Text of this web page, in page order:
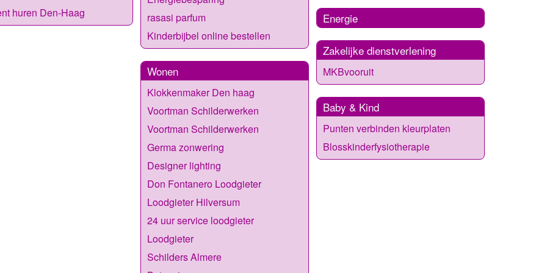
huren Den-Haag
rasasi parfum
Kinderbijbel online bestellen
Wonen
Klokkenmaker Den haag
Voortman Schilderwerken
Voortman Schilderwerken
Germa zonwering
Designer lighting
Don Fontanero Loodgieter
Loodgieter Hilversum
24 uur service loodgieter
Loodgieter
Schilders Almere
Energie
Zakelijke dienstverlening
MKBvooruit
Baby & Kind
Punten verbinden kleurplaten
Blosskinderfysiotherapie